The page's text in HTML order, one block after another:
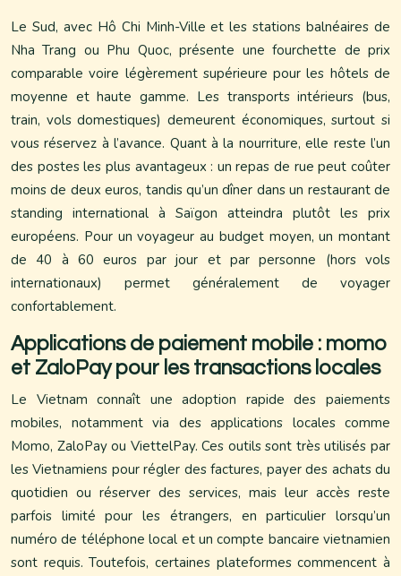
Le Sud, avec Hô Chi Minh-Ville et les stations balnéaires de
Nha Trang ou Phu Quoc, présente une fourchette de prix
comparable voire légèrement supérieure pour les hôtels de
moyenne et haute gamme. Les transports intérieurs (bus,
train, vols domestiques) demeurent économiques, surtout si
vous réservez à l’avance. Quant à la nourriture, elle reste l’un
des postes les plus avantageux : un repas de rue peut coûter
moins de deux euros, tandis qu’un dîner dans un restaurant de
standing international à Saïgon atteindra plutôt les prix
européens. Pour un voyageur au budget moyen, un montant
de 40 à 60 euros par jour et par personne (hors vols
internationaux) permet généralement de voyager
confortablement.
Applications de paiement mobile : momo
et ZaloPay pour les transactions locales
Le Vietnam connaît une adoption rapide des paiements
mobiles, notamment via des applications locales comme
Momo, ZaloPay ou ViettelPay. Ces outils sont très utilisés par
les Vietnamiens pour régler des factures, payer des achats du
quotidien ou réserver des services, mais leur accès reste
parfois limité pour les étrangers, en particulier lorsqu’un
numéro de téléphone local et un compte bancaire vietnamien
sont requis. Toutefois, certaines plateformes commencent à